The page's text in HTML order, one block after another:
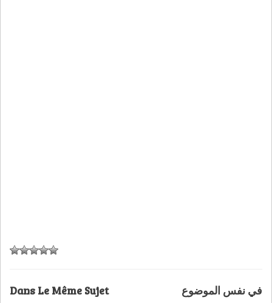
Dans Le Même Sujet في نفس الموضوع